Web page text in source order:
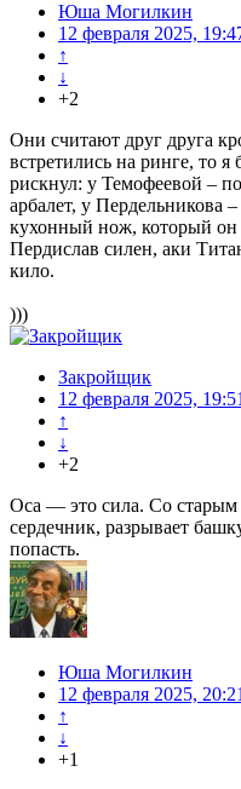
Юша Могилкин
12 февраля 2025,
↑
↓
+2
Они считают друг друга
встретились на ринге, то
рискнул: у Темофеевой –
арбалет, у Пердельникова
кухонный нож, который он
Пердислав силен, аки
кило.
)))
Закройщик
12 февраля 2025, 19:51
↑
↓
+2
Оса — это сила. Со старым
сердечник, разрывает
попасть.
Юша Могилкин
12 февраля 2025, 20:21
↑
↓
+1